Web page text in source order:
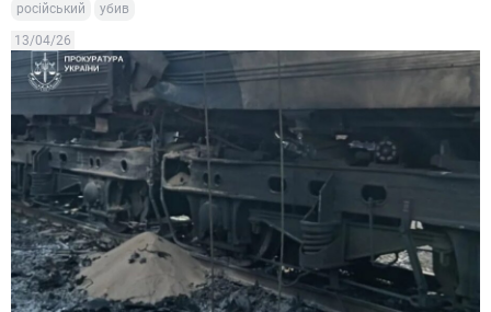
російський
убив
13/04/26